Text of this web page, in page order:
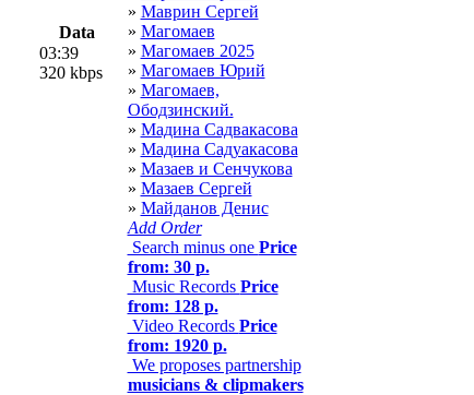
Data
03:39
320 kbps
» Маврин Сергей
» Магомаев
» Магомаев 2025
» Магомаев Юрий
» Магомаев,
Ободзинский.
» Мадина Садвакасова
» Мадина Садуакасова
» Мазаев и Сенчукова
» Мазаев Сергей
» Майданов Денис
Add Order
Search minus one Price
from: 30 р.
Music Records Price
from: 128 р.
Video Records Price
from: 1920 р.
We proposes partnership
musicians & clipmakers